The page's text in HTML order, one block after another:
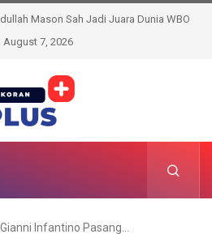
Mason Sah Jadi Juara Dunia WBO
Sabuk Oleh Vasyl Lomachenko
August 7, 2026
Gianni Infantino Pasang…